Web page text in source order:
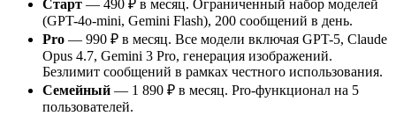
Старт — 490 ₽ в месяц. Ограниченный набор моделей
(GPT-4o-mini, Gemini Flash), 200 сообщений в день.
Pro — 990 ₽ в месяц. Все модели включая GPT-5, Claude
Opus 4.7, Gemini 3 Pro, генерация изображений.
Безлимит сообщений в рамках честного использования.
Семейный — 1 890 ₽ в месяц. Pro-функционал на 5
пользователей.